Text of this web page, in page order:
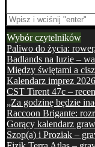
Wybór czytelników
Paliwo do życia:
Badlands na luzie –
Między świętami a
Kalendarz imprez
CST Tirent 47c –
„Za godzinę będzie
Raccoon Brigante:
Gorący kalendarz
Szop(a) i Proziak –